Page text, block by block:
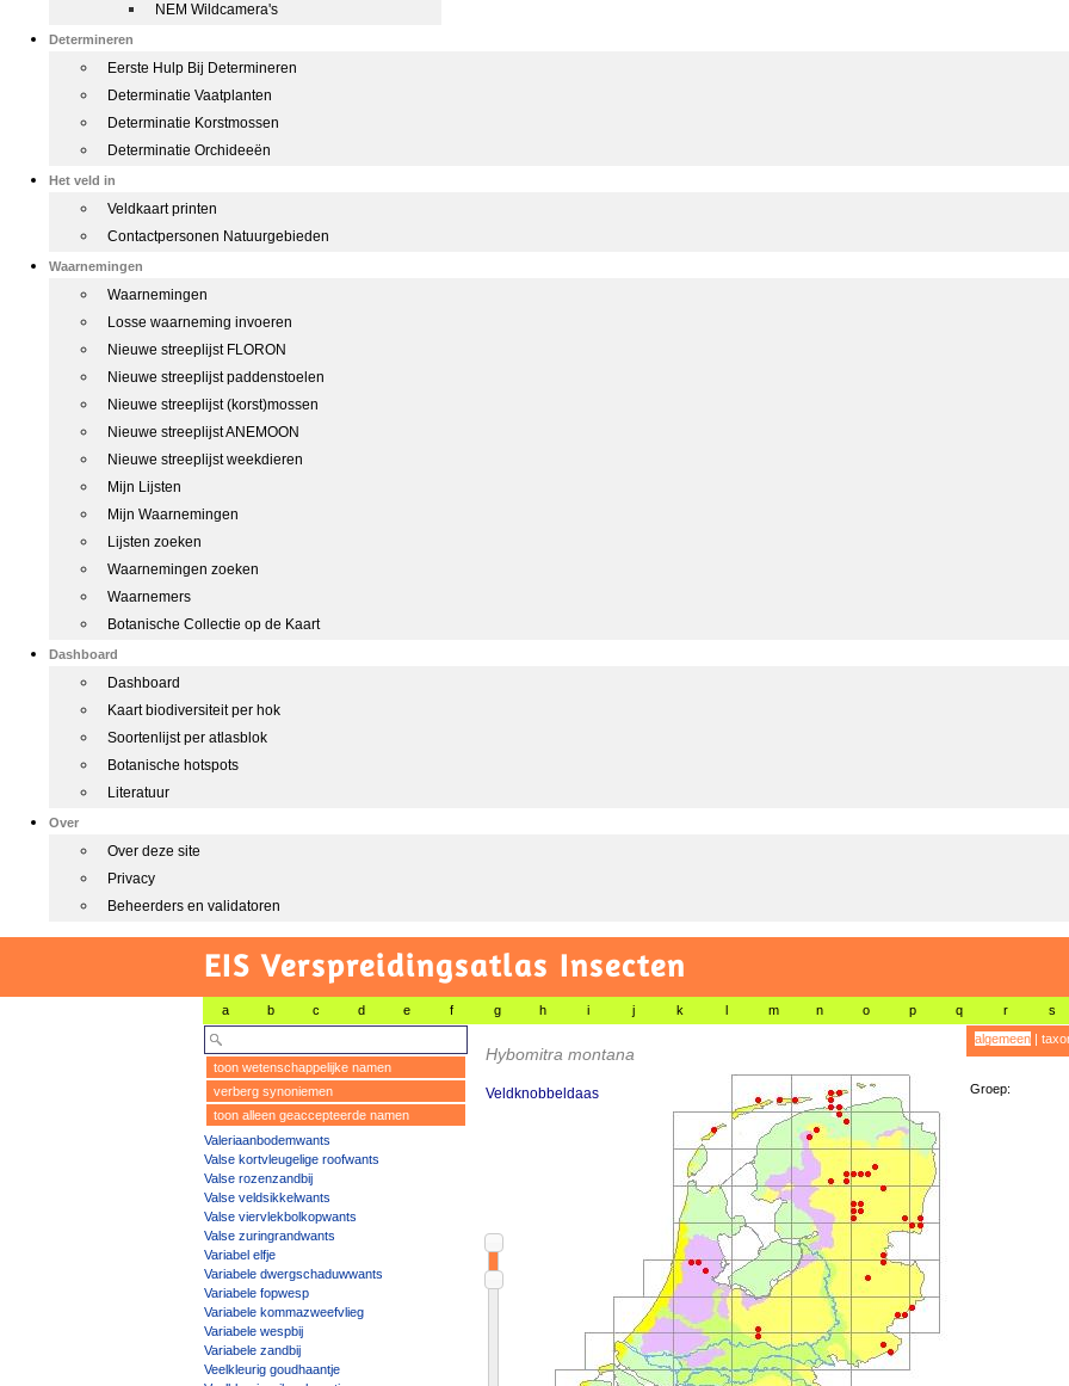
NEM Wildcamera's
Determineren
Eerste Hulp Bij Determineren
Determinatie Vaatplanten
Determinatie Korstmossen
Determinatie Orchideeën
Het veld in
Veldkaart printen
Contactpersonen Natuurgebieden
Waarnemingen
Waarnemingen
Losse waarneming invoeren
Nieuwe streeplijst FLORON
Nieuwe streeplijst paddenstoelen
Nieuwe streeplijst (korst)mossen
Nieuwe streeplijst ANEMOON
Nieuwe streeplijst weekdieren
Mijn Lijsten
Mijn Waarnemingen
Lijsten zoeken
Waarnemingen zoeken
Waarnemers
Botanische Collectie op de Kaart
Dashboard
Dashboard
Kaart biodiversiteit per hok
Soortenlijst per atlasblok
Botanische hotspots
Literatuur
Over
Over deze site
Privacy
Beheerders en validatoren
EIS Verspreidingsatlas Insecten
a b c d e f g h i j k l m n o p q r s
toon wetenschappelijke namen
verberg synoniemen
toon alleen geaccepteerde namen
Valeriaanbodemwants
Valse kortvleugelige roofwants
Valse rozenzandbij
Valse veldsikkelwants
Valse viervlekbolkopwants
Valse zuringrandwants
Variabel elfje
Variabele dwergschaduwwants
Variabele fopwesp
Variabele kommazweefvlieg
Variabele wespbij
Variabele zandbij
Veelkleurig goudhaantje
Hybomitra montana
Veldknobbeldaas
algemeen|
Groep: